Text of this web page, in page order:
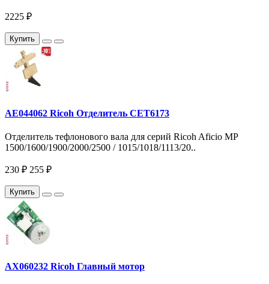
2225 ₽
Купить
AE044062 Ricoh Отделитель CET6173
Отделитель тефлонового вала для серий Ricoh Aficio MP
1500/1600/1900/2000/2500 / 1015/1018/1113/20..
230 ₽ 255 ₽
Купить
AX060232 Ricoh Главный мотор